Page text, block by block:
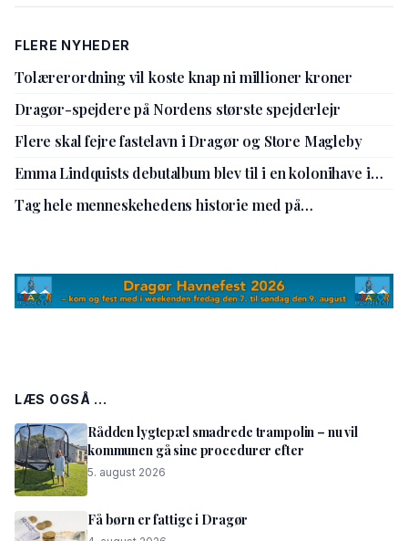
FLERE NYHEDER
Tolærerordning vil koste knap ni millioner kroner
Dragør-spejdere på Nordens største spejderlejr
Flere skal fejre fastelavn i Dragør og Store Magleby
Emma Lindquists debutalbum blev til i en kolonihave i
Tag hele menneskehedens historie med på
LÆS OGSÅ ...
Rådden lygtepæl smadrede trampolin – nu vil
kommunen gå sine procedurer efter
5. august 2026
Få børn er fattige i Dragør